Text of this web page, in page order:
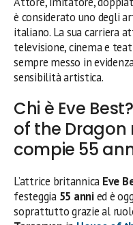
è considerato uno degli
italiano. La sua carriera
televisione, cinema e
sempre messo in
sensibilità artistica.
Chi è Eve
of the Dragon
compie 55
L’attrice britannica Eve
festeggia 55 annied è
soprattutto grazie al